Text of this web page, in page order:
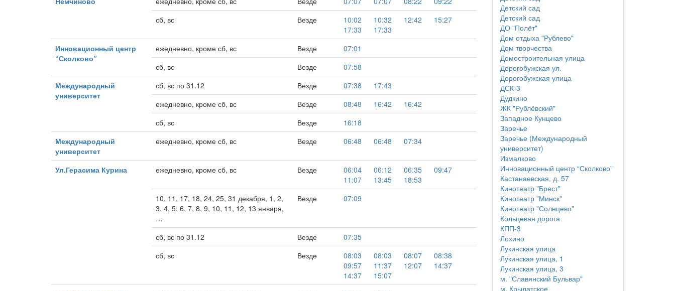
сб, вс
Везде 10:02 10:32 12:42
15:27
17:33
17:33
Инновационный центр
“Сколково”
ежедневно, кроме сб, вс Везде
07:01
сб, вс
Везде
07:58
Международный
университет
сб, вс по 31.12 Везде 07:38
17:43
ежедневно, кроме сб, вс
Везде 08:48 16:42
16:42
сб, вс
Везде
16:18
Международный
университет
ежедневно, кроме сб, вс Везде 06:48 06:48 07:34
Ул.Герасима Курина ежедневно, кроме сб, вс Везде 06:04 06:12 06:35
09:47
11:07
13:45
18:53
10, 11, 17, 18, 24, 25, 31 декабря, 1, 2,
3, 4, 5, 6, 7, 8, 9, 10, 11, 12, 13 января,
…
Везде 07:09
сб, вс по 31.12 Везде
07:35
сб, вс
Везде 08:03 08:03 08:07
08:38
09:57
11:37 12:07
14:37
14:37
15:07
Детский сад
Детский сад
ДО "Полёт"
Дом отдыха "Рублево"
Дом творчества
Домостроительная улица
Дорогобужская ул.
Дорогобужская улица
ДСК-3
Дудкино
ЖК "Рублёвский"
Западное Кунцево
Заречье
Заречье (Международный
университет)
Измалково
Инновационный центр “Сколково”
Кастанаевская, д. 57
Кинотеатр "Брест"
Кинотеатр "Минск"
Кинотеатр "Солнцево"
Кольцевая дорога
КПП-3
Лохино
Лукинская улица
Лукинская улица, 1
Лукинская улица, 3
м. "Славянский Бульвар"
м. Крылатское